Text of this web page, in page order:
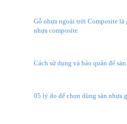
Gỗ nhựa ngoài trời Composite là
nhựa composite
Cách sử dụng và bảo quản để
05 lý do để chọn dùng sàn nhựa